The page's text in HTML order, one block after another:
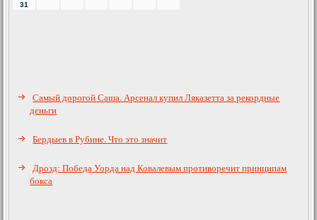
31
Самый дорогой Саша. Арсенал купил Ляказетта за рекордные
деньги
Бердыев в Рубине. Что это значит
Дрозд: Победа Уорда над Ковалевым противоречит принципам
бокса